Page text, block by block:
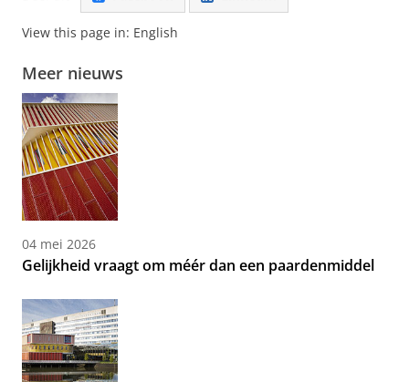
View this page in: English
Meer nieuws
04 mei 2026
Gelijkheid vraagt om méér dan een paardenmiddel